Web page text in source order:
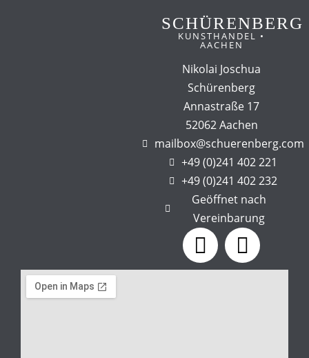
SCHÜRENBERG
KUNSTHANDEL •
AACHEN
Nikolai Joschua
Schürenberg
Annastraße 17
52062 Aachen
mailbox@schuerenberg.com
+49 (0)241 402 221
+49 (0)241 402 232
Geöffnet nach
Vereinbarung